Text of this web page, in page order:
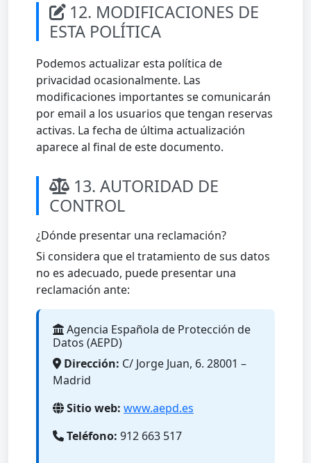
12. MODIFICACIONES DE
ESTA POLÍTICA
Podemos actualizar esta política de
privacidad ocasionalmente. Las
modificaciones importantes se comunicarán
por email a los usuarios que tengan reservas
activas. La fecha de última actualización
aparece al final de este documento.
13. AUTORIDAD DE
CONTROL
¿Dónde presentar una reclamación?
Si considera que el tratamiento de sus datos
no es adecuado, puede presentar una
reclamación ante:
Agencia Española de Protección de
Datos (AEPD)
Dirección: C/ Jorge Juan, 6. 28001 –
Madrid
Sitio web: www.aepd.es
Teléfono: 912 663 517